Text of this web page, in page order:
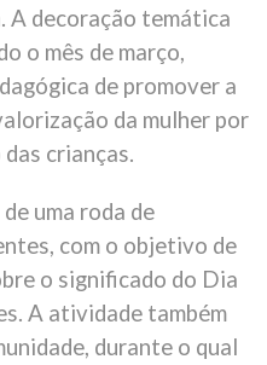
A decoração temática
o mês de março,
de promover a
da mulher por
crianças.
uma roda de
com o objetivo de
o significado do Dia
A atividade também
durante o qual